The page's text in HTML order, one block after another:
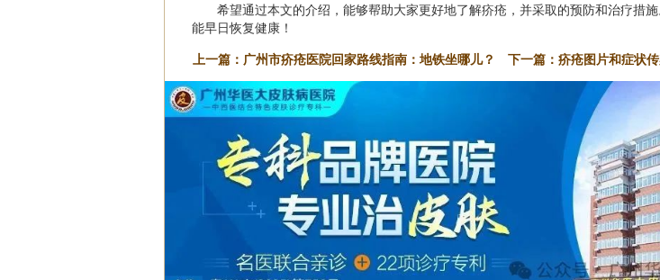
希望通过本文的介绍，能够帮助大家更好地了解疥疮，并采取的预防和治疗措
能早日恢复健康！
下一篇： 疥疮图片和症状
上一篇： 广州市疥疮医院回家路线指南：地铁坐哪儿？